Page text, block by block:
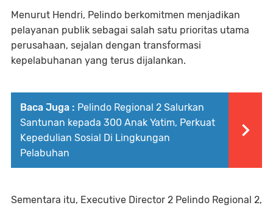
Menurut Hendri, Pelindo berkomitmen menjadikan
pelayanan publik sebagai salah satu prioritas utama
perusahaan, sejalan dengan transformasi
kepelabuhanan yang terus dijalankan.
Baca Juga : Pelindo Regional 2 Salurkan
Santunan kepada 300 Anak Yatim, Perkuat
Kepedulian Sosial Di Lingkungan
Pelabuhan
Sementara itu, Executive Director 2 Pelindo Regional 2,